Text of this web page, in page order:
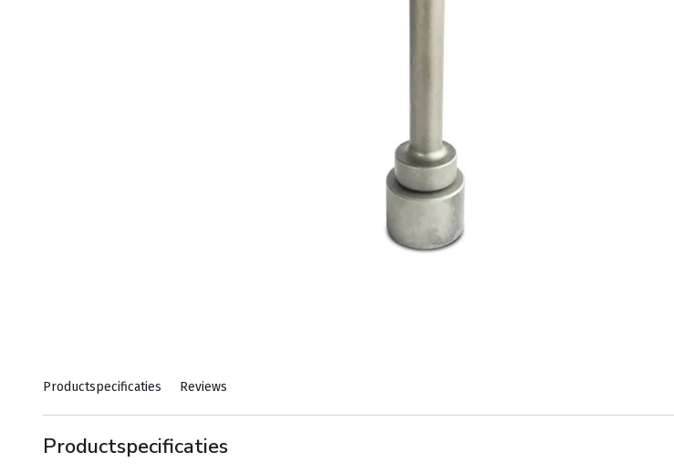
Productspecificaties Reviews
Productspecificaties